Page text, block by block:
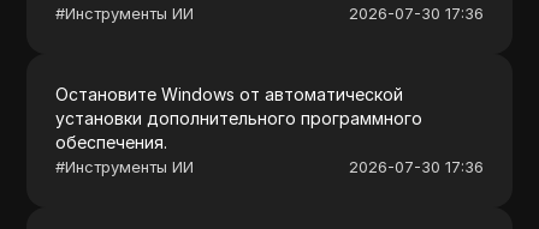
#Инструменты ИИ 2026-07-30 17:36
Остановите Windows от автоматической
установки дополнительного программного
обеспечения.
#Инструменты ИИ 2026-07-30 17:36